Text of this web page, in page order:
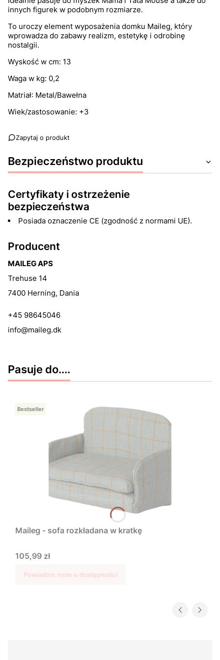
innych figurek w podobnym rozmiarze.
To uroczy element wyposażenia domku Maileg, który
wprowadza do zabawy realizm, estetykę i odrobinę
nostalgii.
Wyskość w cm: 13
Waga w kg: 0,2
Matriał: Metal/Bawełna
Wiek/zastosowanie: +3
Zapytaj o produkt
Bezpieczeństwo produktu
Certyfikaty i ostrzeżenie
bezpieczeństwa
Posiada oznaczenie CE (zgodność z normami UE).
Producent
MAILEG APS
Trehuse 14
7400 Herning, Dania
+45 98645046
info@maileg.dk
Pasuje do....
Bestseller
Maileg - sofa rozkładana w kratkę
Cena
105,99 zł
Powiadom mnie o dostępności